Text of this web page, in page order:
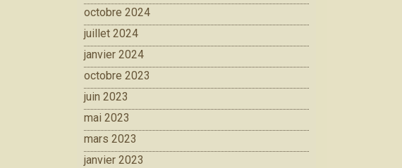
octobre 2024
juillet 2024
janvier 2024
octobre 2023
juin 2023
mai 2023
mars 2023
janvier 2023